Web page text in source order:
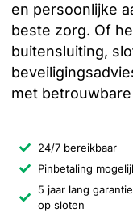
en persoonlijke
beste zorg. Of
buitensluiting,
met
24/7 bereikbaar
Pinbetaling
5 jaar lang garantie
op sloten